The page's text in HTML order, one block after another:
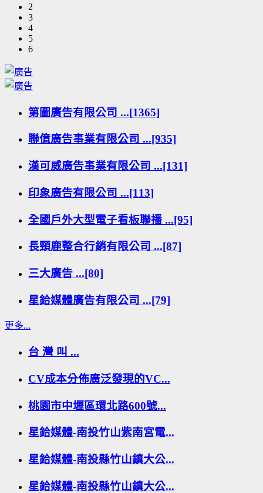
2
3
4
5
6
第圖廣告有限公司 ...[1365]
聯億廣告事業有限公司 ...[935]
漢可威廣告事業有限公司 ...[131]
印象廣告有限公司 ...[113]
全國戶外大型電子看板聯播 ...[95]
長頸鹿整合行銷有限公司 ...[87]
三大廣告 ...[80]
星鉿媒體廣告有限公司 ...[79]
更多...
台 灣 叫 ...
CV成本分佈廣泛發現的VC...
桃園市中壢區環北路600號...
星鉿媒體-南投竹山紫南宮電...
星鉿媒體-南投縣竹山鎮大公...
星鉿媒體-南投縣竹山鎮大公...